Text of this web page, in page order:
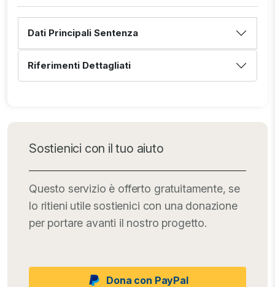
Dati Principali Sentenza
Riferimenti Dettagliati
Sostienici con il tuo aiuto
Questo servizio è offerto gratuitamente, se
lo ritieni utile sostienici con una donazione
per portare avanti il nostro progetto.
Dona con PayPal